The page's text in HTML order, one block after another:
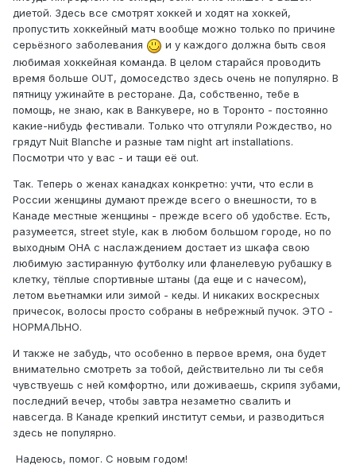
диетой. Здесь все смотрят хоккей и ходят на хоккей,
пропустить хоккейный матч вообще можно только по причине
серьёзного заболевания
и у каждого должна быть своя
любимая хоккейная команда. В целом старайся проводить
время больше OUT, домоседство здесь очень не популярно. В
пятницу ужинайте в ресторане. Да, собственно, тебе в
помощь, не знаю, как в Ванкувере, но в Торонто - постоянно
какие-нибудь фестивали. Только что отгуляли Рождество, но
грядут Nuit Blanche и разные там night art installations.
Посмотри что у вас - и тащи её out.
Так. Теперь о женах канадках конкретно: учти, что если в
России женщины думают прежде всего о внешности, то в
Канаде местные женщины - прежде всего об удобстве. Есть,
разумеется, street style, как в любом большом городе, но по
выходным ОНА с наслаждением достает из шкафа свою
любимую застиранную футболку или фланелевую рубашку в
клетку, тёплые спортивные штаны (да еще и с начесом),
летом вьетнамки или зимой - кеды. И никаких воскресных
причесок, волосы просто собраны в небрежный пучок. ЭТО -
НОРМАЛЬНО.
И также не забудь, что особенно в первое время, она будет
внимательно смотреть за тобой, действительно ли ты себя
чувствуешь с ней комфортно, или доживаешь, скрипя зубами,
последний вечер, чтобы завтра незаметно свалить и
навсегда. В Канаде крепкий институт семьи, и разводиться
здесь не популярно.
Надеюсь, помог. С новым годом!